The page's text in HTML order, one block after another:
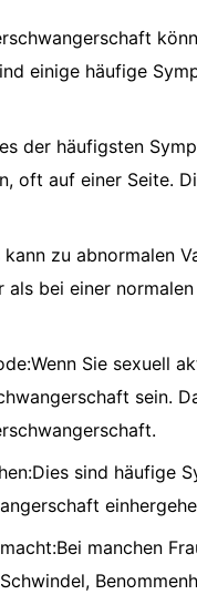
einige häufige
der häufigsten
oft auf einer Seite.
kann zu abnormalen
bei einer
Sie sexuell
sein.
sind häufige
manchen